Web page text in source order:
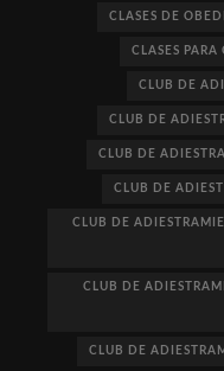
CLASES DE
CLASES
CLUB DE
CLUB DE
CLUB DE
CLUB DE
CLUB DE
CLUB DE
CLUB DE